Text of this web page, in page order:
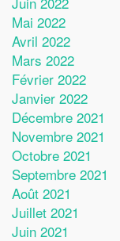
Mai 2022
Avril 2022
Mars 2022
Février 2022
Janvier 2022
Décembre 2021
Novembre 2021
Octobre 2021
Septembre 2021
Août 2021
Juillet 2021
Juin 2021